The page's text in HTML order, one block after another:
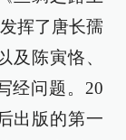
挥了唐长孺
及陈寅恪、
经问题。20
出版的第一